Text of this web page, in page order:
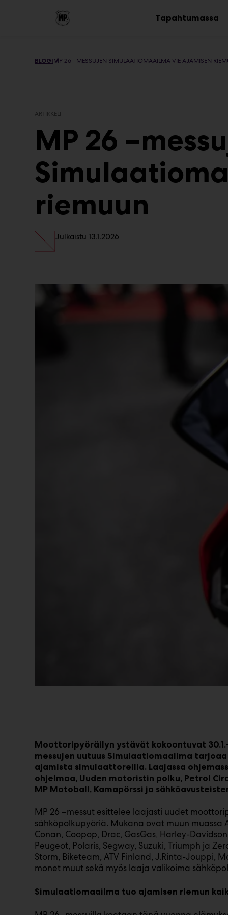
Main
Tapahtumassa
BLOGIMP 26 –MESSUJEN SIMULAATIOMAAILMA VIE AJAMISEN
ARTIKKELI
MP 26
riemuun
Julkaistu 13.1.2026
Moottoripyöräilyn ystävät kokoontuvat
messujen uutuus Simulaatiomaailma
ajamista simulaattoreilla. Laajassa
ohjelmaa, Uuden motoristin polku, Petrol
MP Motoball, Kamapörssi ja
MP 26 –messut esittelee laajasti uudet
sähköpolkupyöriä. Mukana ovat muun muassa
Conan, Coopop, Drac, GasGas, Harley-
Peugeot, Polaris, Segway, Suzuki, Triumph ja
Storm, Biketeam, ATV Finland, J.Rinta-Jouppi,
monet muut sekä myös laaja valikoima
Simulaatiomaailma tuo ajamisen riemun